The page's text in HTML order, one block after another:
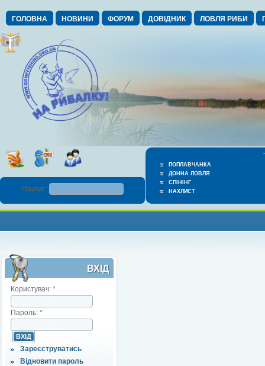
ГОЛОВНА НОВИНИ ФОРУМ ДОВІДНИК ЛОВЛЯ РИБИ
ПОПЛАВЧАНКА
ДОННА ЛОВЛЯ
СПІНІНГ
НАХЛИСТ
Пошук :
ВХІД
Користувач: *
Пароль: *
Зареєструватись
Відновити пароль